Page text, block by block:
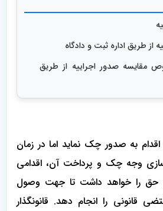
از طریق اداره ثبت و دادگاه
مقایسه صدور اجراییه از طریق
به صدور چک نماید اما در زمان
وجه چک و پرداخت آن، اقدامی
حق را خواهد داشت تا جهت وصول
قانونی را انجام دهد. قانونگذار